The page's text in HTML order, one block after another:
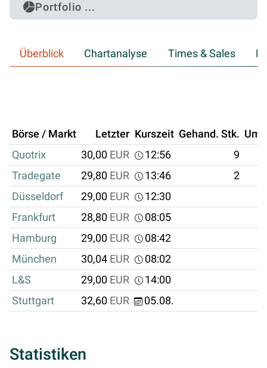
Portfolio ...
Überblick Chartanalyse Times & Sales
Börse / Markt Letzter Kurszeit Gehand. Stk.
Quotrix
30,00 EUR 12:56
9
Tradegate
29,80 EUR 13:46
2
Düsseldorf
29,00 EUR
12:30
Frankfurt
28,80 EUR
08:05
Hamburg
29,00 EUR
08:42
München
30,04 EUR
08:02
L&S
29,00 EUR
14:00
Stuttgart
32,60 EUR 05.08.
Statistiken